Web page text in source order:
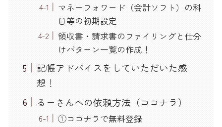
マネーフォワード（会計ソフト）の科
目等の初期設定
領収書・請求書のファイリングと仕分
けパターン一覧の作成！
記帳アドバイスをしていただいた感
想！
るーさんへの依頼方法（ココナラ）
①ココナラで無料登録